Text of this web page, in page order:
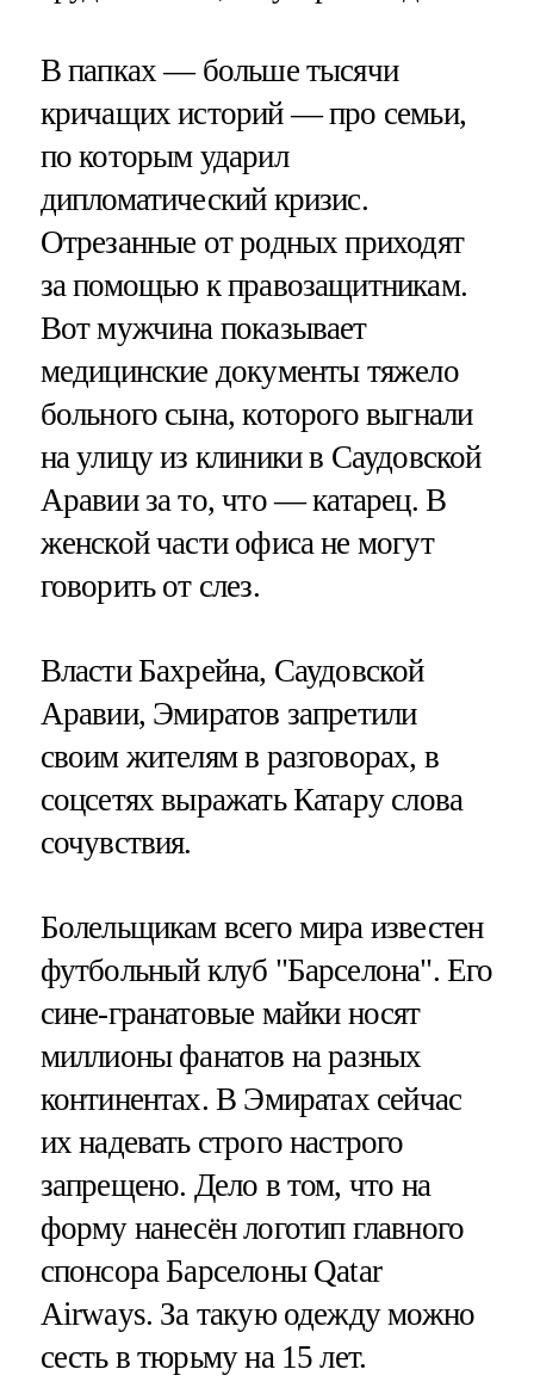
В папках — больше тысячи
кричащих историй — про семьи,
по которым ударил
дипломатический кризис.
Отрезанные от родных приходят
за помощью к правозащитникам.
Вот мужчина показывает
медицинские документы тяжело
больного сына, которого выгнали
на улицу из клиники в Саудовской
Аравии за то, что — катарец. В
женской части офиса не могут
говорить от слез.
Власти Бахрейна, Саудовской
Аравии, Эмиратов запретили
своим жителям в разговорах, в
соцсетях выражать Катару слова
сочувствия.
Болельщикам всего мира известен
футбольный клуб "Барселона". Его
сине-гранатовые майки носят
миллионы фанатов на разных
континентах. В Эмиратах сейчас
их надевать строго настрого
запрещено. Дело в том, что на
форму нанесён логотип главного
спонсора Барселоны Qatar
Airways. За такую одежду можно
сесть в тюрьму на 15 лет.